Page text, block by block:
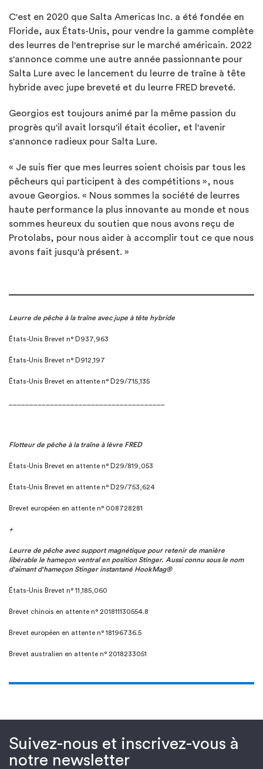
C'est en 2020 que Salta Americas Inc. a été fondée en
Floride, aux États-Unis, pour vendre la gamme complète
des leurres de l'entreprise sur le marché américain. 2022
s'annonce comme une autre année passionnante pour
Salta Lure avec le lancement du leurre de traîne à tête
hybride avec jupe breveté et du leurre FRED breveté.
Georgios est toujours animé par la même passion du
progrès qu'il avait lorsqu'il était écolier, et l'avenir
s'annonce radieux pour Salta Lure.
« Je suis fier que mes leurres soient choisis par tous les
pêcheurs qui participent à des compétitions », nous
avoue Georgios. « Nous sommes la société de leurres
haute performance la plus innovante au monde et nous
sommes heureux du soutien que nous avons reçu de
Protolabs, pour nous aider à accomplir tout ce que nous
avons fait jusqu'à présent. »
Leurre de pêche à la traîne avec jupe à tête hybride
États-Unis Brevet n° D937,963
États-Unis Brevet n° D912,197
États-Unis Brevet en attente n° D29/715,135
Flotteur de pêche à la traîne à lèvre FRED
États-Unis Brevet en attente n° D29/819,053
États-Unis Brevet en attente n° D29/753,624
Brevet européen en attente n° 008728281
+
Leurre de pêche avec support magnétique pour retenir de manière
libérable le hameçon ventral en position Stinger. Aussi connu sous le nom
d'aimant d'hameçon Stinger instantané HookMag®
États-Unis Brevet n° 11,185,060
Brevet chinois en attente n° 201811130554.8
Brevet européen en attente n° 18196736.5
Brevet australien en attente n° 2018233051
Suivez-nous et inscrivez-vous à
notre newsletter